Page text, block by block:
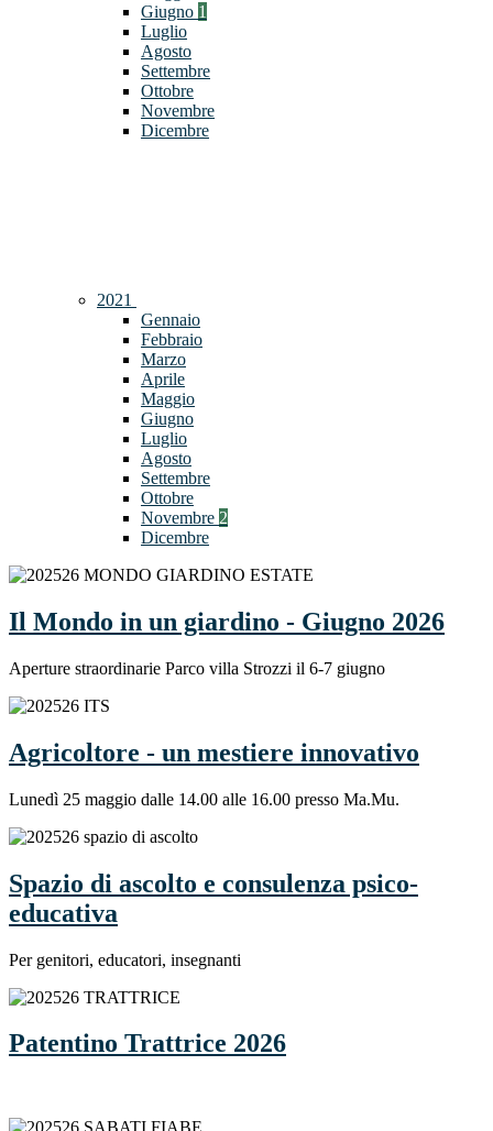
Giugno 1
Luglio
Agosto
Settembre
Ottobre
Novembre
Dicembre
2021
Gennaio
Febbraio
Marzo
Aprile
Maggio
Giugno
Luglio
Agosto
Settembre
Ottobre
Novembre 2
Dicembre
Il Mondo in un giardino - Giugno 2026
Aperture straordinarie Parco villa Strozzi il 6-7 giugno
Agricoltore - un mestiere innovativo
Lunedì 25 maggio dalle 14.00 alle 16.00 presso Ma.Mu.
Spazio di ascolto e consulenza psico-
educativa
Per genitori, educatori, insegnanti
Patentino Trattrice 2026